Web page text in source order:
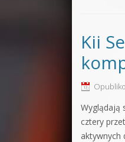
Kii
Wyglądają
cztery
aktywnych